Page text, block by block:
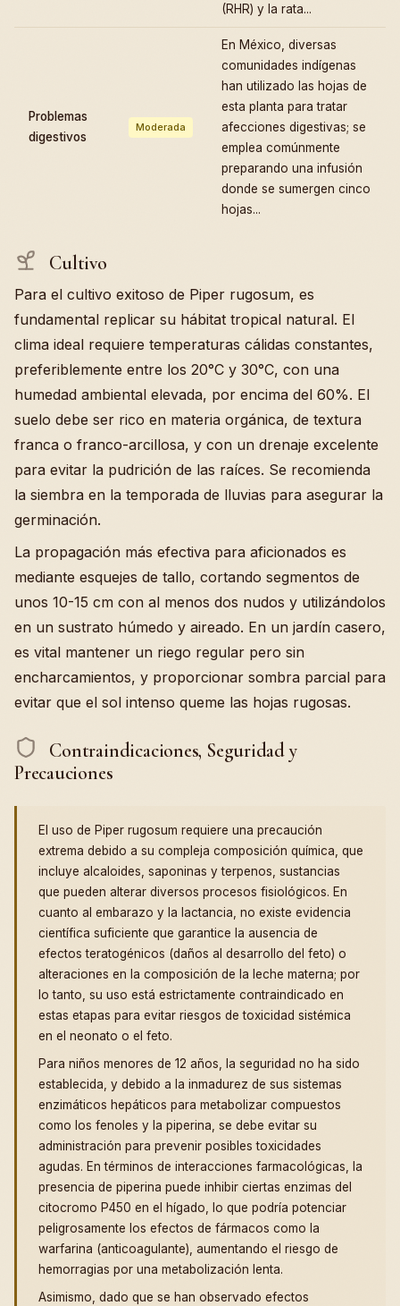
(RHR) y la rata...
Problemas
digestivos
Moderada
En México, diversas
comunidades indígenas
han utilizado las hojas de
esta planta para tratar
afecciones digestivas; se
emplea comúnmente
preparando una infusión
donde se sumergen cinco
hojas...
Cultivo
Para el cultivo exitoso de Piper rugosum, es
fundamental replicar su hábitat tropical natural. El
clima ideal requiere temperaturas cálidas constantes,
preferiblemente entre los 20°C y 30°C, con una
humedad ambiental elevada, por encima del 60%. El
suelo debe ser rico en materia orgánica, de textura
franca o franco-arcillosa, y con un drenaje excelente
para evitar la pudrición de las raíces. Se recomienda
la siembra en la temporada de lluvias para asegurar la
germinación.
La propagación más efectiva para aficionados es
mediante esquejes de tallo, cortando segmentos de
unos 10-15 cm con al menos dos nudos y utilizándolos
en un sustrato húmedo y aireado. En un jardín casero,
es vital mantener un riego regular pero sin
encharcamientos, y proporcionar sombra parcial para
evitar que el sol intenso queme las hojas rugosas.
Contraindicaciones, Seguridad y
Precauciones
El uso de Piper rugosum requiere una precaución
extrema debido a su compleja composición química, que
incluye alcaloides, saponinas y terpenos, sustancias
que pueden alterar diversos procesos fisiológicos. En
cuanto al embarazo y la lactancia, no existe evidencia
científica suficiente que garantice la ausencia de
efectos teratogénicos (daños al desarrollo del feto) o
alteraciones en la composición de la leche materna; por
lo tanto, su uso está estrictamente contraindicado en
estas etapas para evitar riesgos de toxicidad sistémica
en el neonato o el feto.
Para niños menores de 12 años, la seguridad no ha sido
establecida, y debido a la inmadurez de sus sistemas
enzimáticos hepáticos para metabolizar compuestos
como los fenoles y la piperina, se debe evitar su
administración para prevenir posibles toxicidades
agudas. En términos de interacciones farmacológicas, la
presencia de piperina puede inhibir ciertas enzimas del
citocromo P450 en el hígado, lo que podría potenciar
peligrosamente los efectos de fármacos como la
warfarina (anticoagulante), aumentando el riesgo de
hemorragias por una metabolización lenta.
Asimismo, dado que se han observado efectos